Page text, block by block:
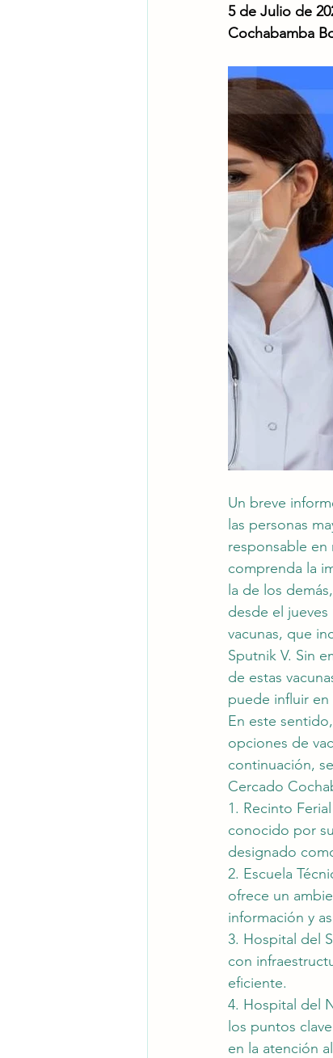
5 de Julio de
Cochabamba
Un breve
las personas
responsable en
comprenda la
la de los
desde el
vacunas, que
Sputnik V. Sin
de estas
puede influir en
En este
opciones de
continuación,
Cercado
1. Recinto
conocido por
designado
2. Escuela
ofrece un
información y
3. Hospital del
con
eficiente.
4. Hospital del
los puntos
en la atención